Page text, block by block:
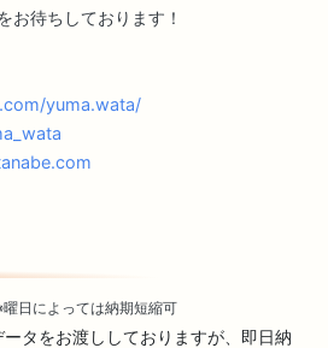
お待ちしております！
yuma.wata/
曜日によっては納期短縮可
タをお渡ししておりますが、即日納